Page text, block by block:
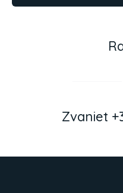
Zvaniet